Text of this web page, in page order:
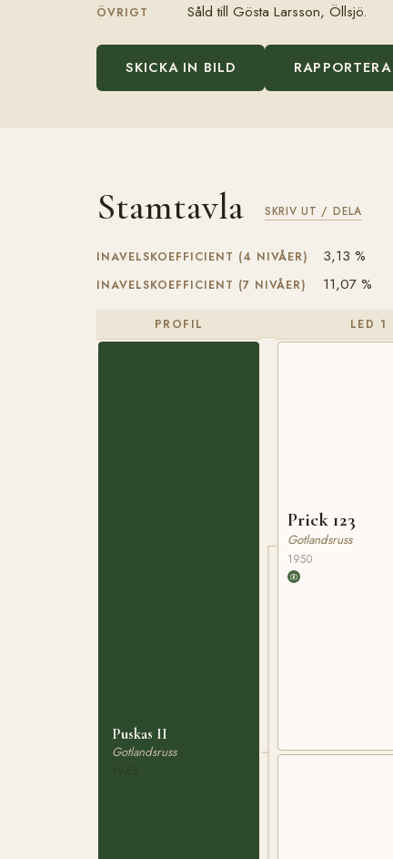
ÖVRIGT Såld till Gösta Larsson, Öllsjö.
SKICKA IN BILD RAPPORTERA
Stamtavla SKRIV UT / DELA
INAVELSKOEFFICIENT (4 NIVÅER) 3,13 %
INAVELSKOEFFICIENT (7 NIVÅER) 11,07 %
PROFIL
Puskas II
Gotlandsruss
LED 1
Prick 123
Gotlandsruss
1950